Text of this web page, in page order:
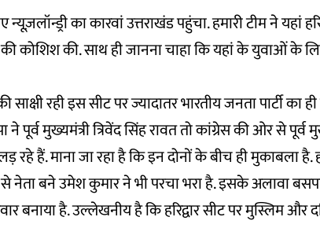
का कारवां उत्तराखंड पहुंचा. हमारी टीम ने यहां
कोशिश की. साथ ही जानना चाहा कि यहां के युवाओं के
रही इस सीट पर ज्यादातर भारतीय जनता पार्टी का
ने पूर्व मुख्यमंत्री त्रिवेंद सिंह रावत तो कांग्रेस की ओर से पूर्व
रहे हैं. माना जा रहा है कि इन दोनों के बीच ही मुकाबला है.
से नेता बने उमेश कुमार ने भी परचा भरा है. इसके अलावा
बनाया है. उल्लेखनीय है कि हरिद्वार सीट पर मुस्लिम